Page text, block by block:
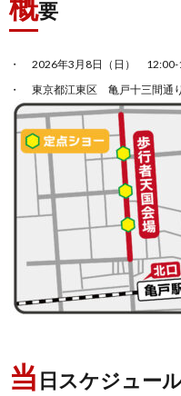
概要
2026年3月8日（日） 12:00-
東京都江東区 亀戸十三間通
当 日スケジュー